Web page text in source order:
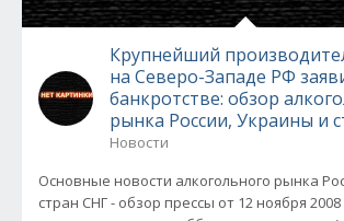
Крупнейший
на Северо-Западе РФ
банкротстве: обзор
рынка России, Украины и
Новости
Основные новости алкогольного рынка
стран СНГ - обзор прессы от 12 ноября